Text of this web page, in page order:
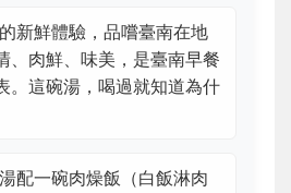
新鮮體驗，品嚐臺南在地
、肉鮮、味美，是臺南早餐
。這碗湯，喝過就知道為什
配一碗肉燥飯（白飯淋肉